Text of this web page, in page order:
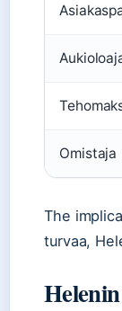
Omistaja
The
turvaa,